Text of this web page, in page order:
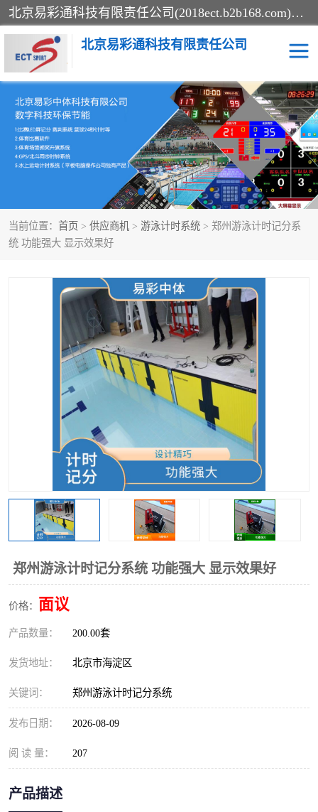
北京易彩通科技有限责任公司(2018ect.b2b168.com)主要提供陕西计时记分系统，全国统一热线：15611947915.北京易彩通科技有限责任公司有一支长期从事智能控制系统研发的高素质的队伍，具有嵌入式系统，视频系统、通信系统、网络系统，体育计时系统的知识和技能。强力打造体育比赛计时计分系统、智能升降旗系统、标准时钟系统、赛事编排及信息发布系统，为用户提供较新的，较廉价的，应用解决方案。
北京易彩通科技有限责任公司
当前位置： 首页 > 供应商机 > 游泳计时系统 > 郑州游泳计时记分系
统 功能强大 显示效果好
郑州游泳计时记分系统 功能强大 显示效果好
价格： 面议
产品数量： 200.00套
发货地址： 北京市海淀区
关键词： 郑州游泳计时记分系统
发布日期： 2026-08-09
阅 读 量： 207
产品描述
记分系统 游泳计时系统
智能颁奖旗系统 GPS同步时钟系统
计时计分及成绩处理系统 计时记分系统
体育场馆影像采集回放系 游泳馆水下摄影采集救生